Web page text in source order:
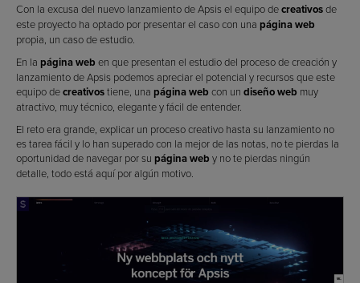
Con la excusa del nuevo lanzamiento de Apsis el equipo decreativosde
este proyecto ha optado por presentar el caso con una página web
propia, un caso de estudio.
En la página web en que presentan el estudio del proceso de creación y
lanzamiento de Apsis podemos apreciar el potencial y recursos que este
equipo decreativostiene, una página web con un diseño web muy
atractivo, muy técnico, elegante y fácil de entender.
El reto era grande, explicar un proceso creativo hasta su lanzamiento no
es tarea fácil y lo han superado con la mejor de las notas, no te pierdas la
oportunidad de navegar por su página web y no te pierdas ningún
detalle, todo está aquí por algún motivo.